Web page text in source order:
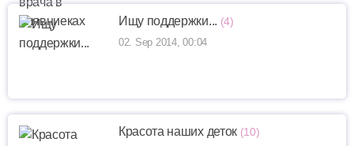
Ищу поддержки... (4)
02. Sep 2014, 00:04
Красотa наших деток (10)